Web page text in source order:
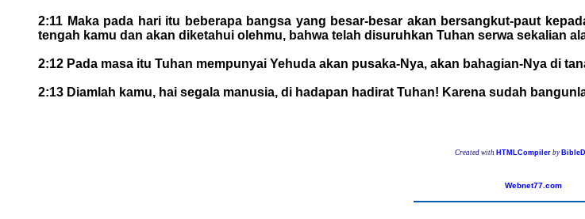
2:11 Maka pada hari itu beberapa bangsa yang besar-besar akan bersangkut-paut
tengah kamu dan akan diketahui olehmu, bahwa telah disuruhkan Tuhan serwa sekalian
2:12 Pada masa itu Tuhan mempunyai Yehuda akan pusaka-Nya, akan bahagian-Nya di
2:13 Diamlah kamu, hai segala manusia, di hadapan hadirat Tuhan! Karena sudah
Created with HTMLCompilerby
Webnet77.com